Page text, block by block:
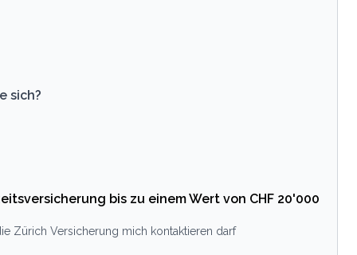
sich?
bis zu einem Wert von CHF 20'000
Zürich Versicherung mich kontaktieren darf